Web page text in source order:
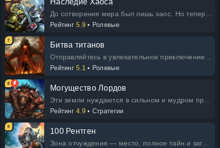
Рейтинг5.9 • Ролевые
7 Битва титанов
Рейтинг5.1 • Ролевые
8 Могущество Лордов
Рейтинг4.9 • Стратегии
9 100 Рентген